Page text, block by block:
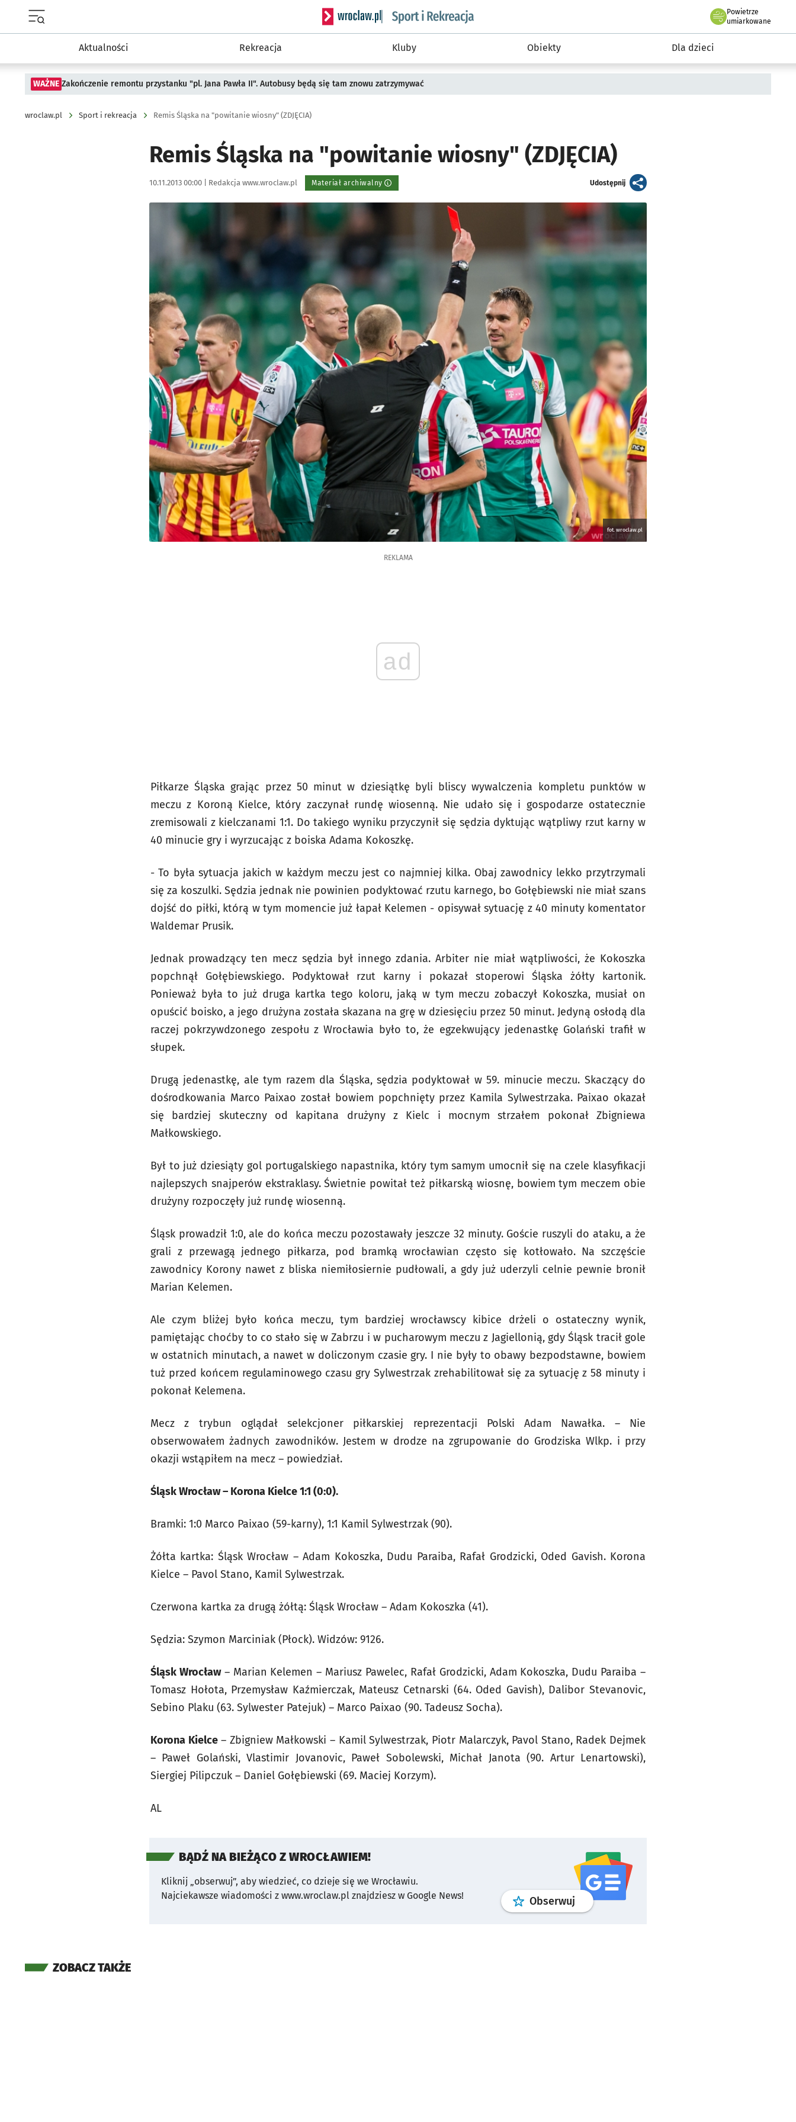
Serwis informacyjny wroclaw.pl podserwis: Sport i rekreacja
Powietrze
we Wrocławiu
umiarkowane
Aktualności Rekreacja Kluby Obiekty Dla dzieci
WAŻNE Zakończenie remontu przystanku "pl. Jana Pawła II". Autobusy będą się tam znowu zatrzymywać
wroclaw.pl Sport i rekreacja Remis Śląska na "powitanie wiosny" (ZDJĘCIA)
Remis Śląska na "powitanie wiosny" (ZDJĘCIA)
Data publikacji:
10.11.2013 00:00 | Autor:
Redakcja www.wroclaw.pl Materiał archiwalny Udostępnijartykuł
Kliknij, aby powiększyć
fot. wroclaw.pl
REKLAMA
ad
Piłkarze Śląska grając przez 50 minut w dziesiątkę byli bliscy wywalczenia kompletu punktów w
meczu z Koroną Kielce, który zaczynał rundę wiosenną. Nie udało się i gospodarze ostatecznie
zremisowali z kielczanami 1:1. Do takiego wyniku przyczynił się sędzia dyktując wątpliwy rzut karny w
40 minucie gry i wyrzucając z boiska Adama Kokoszkę.
- To była sytuacja jakich w każdym meczu jest co najmniej kilka. Obaj zawodnicy lekko przytrzymali
się za koszulki. Sędzia jednak nie powinien podyktować rzutu karnego, bo Gołębiewski nie miał szans
dojść do piłki, którą w tym momencie już łapał Kelemen - opisywał sytuację z 40 minuty komentator
Waldemar Prusik.
Jednak prowadzący ten mecz sędzia był innego zdania. Arbiter nie miał wątpliwości, że Kokoszka
popchnął Gołębiewskiego. Podyktował rzut karny i pokazał stoperowi Śląska żółty kartonik.
Ponieważ była to już druga kartka tego koloru, jaką w tym meczu zobaczył Kokoszka, musiał on
opuścić boisko, a jego drużyna została skazana na grę w dziesięciu przez 50 minut. Jedyną osłodą dla
raczej pokrzywdzonego zespołu z Wrocławia było to, że egzekwujący jedenastkę Golański trafił w
słupek.
Drugą jedenastkę, ale tym razem dla Śląska, sędzia podyktował w 59. minucie meczu. Skaczący do
dośrodkowania Marco Paixao został bowiem popchnięty przez Kamila Sylwestrzaka. Paixao okazał
się bardziej skuteczny od kapitana drużyny z Kielc i mocnym strzałem pokonał Zbigniewa
Małkowskiego.
Był to już dziesiąty gol portugalskiego napastnika, który tym samym umocnił się na czele klasyfikacji
najlepszych snajperów ekstraklasy. Świetnie powitał też piłkarską wiosnę, bowiem tym meczem obie
drużyny rozpoczęły już rundę wiosenną.
Śląsk prowadził 1:0, ale do końca meczu pozostawały jeszcze 32 minuty. Goście ruszyli do ataku, a że
grali z przewagą jednego piłkarza, pod bramką wrocławian często się kotłowało. Na szczęście
zawodnicy Korony nawet z bliska niemiłosiernie pudłowali, a gdy już uderzyli celnie pewnie bronił
Marian Kelemen.
Ale czym bliżej było końca meczu, tym bardziej wrocławscy kibice drżeli o ostateczny wynik,
pamiętając choćby to co stało się w Zabrzu i w pucharowym meczu z Jagiellonią, gdy Śląsk tracił gole
w ostatnich minutach, a nawet w doliczonym czasie gry. I nie były to obawy bezpodstawne, bowiem
tuż przed końcem regulaminowego czasu gry Sylwestrzak zrehabilitował się za sytuację z 58 minuty i
pokonał Kelemena.
Mecz z trybun oglądał selekcjoner piłkarskiej reprezentacji Polski Adam Nawałka. – Nie
obserwowałem żadnych zawodników. Jestem w drodze na zgrupowanie do Grodziska Wlkp. i przy
okazji wstąpiłem na mecz – powiedział.
Śląsk Wrocław – Korona Kielce 1:1 (0:0).
Bramki: 1:0 Marco Paixao (59-karny), 1:1 Kamil Sylwestrzak (90).
Żółta kartka: Śląsk Wrocław – Adam Kokoszka, Dudu Paraiba, Rafał Grodzicki, Oded Gavish. Korona
Kielce – Pavol Stano, Kamil Sylwestrzak.
Czerwona kartka za drugą żółtą: Śląsk Wrocław – Adam Kokoszka (41).
Sędzia: Szymon Marciniak (Płock). Widzów: 9126.
Śląsk Wrocław– Marian Kelemen – Mariusz Pawelec, Rafał Grodzicki, Adam Kokoszka, Dudu Paraiba –
Tomasz Hołota, Przemysław Kaźmierczak, Mateusz Cetnarski (64. Oded Gavish), Dalibor Stevanovic,
Sebino Plaku (63. Sylwester Patejuk) – Marco Paixao (90. Tadeusz Socha).
Korona Kielce– Zbigniew Małkowski – Kamil Sylwestrzak, Piotr Malarczyk, Pavol Stano, Radek Dejmek
– Paweł Golański, Vlastimir Jovanovic, Paweł Sobolewski, Michał Janota (90. Artur Lenartowski),
Siergiej Pilipczuk – Daniel Gołębiewski (69. Maciej Korzym).
AL
BĄDŹ NA BIEŻĄCO Z WROCŁAWIEM!
Kliknij „obserwuj”, aby wiedzieć, co dzieje się we Wrocławiu.
Najciekawsze wiadomości z www.wroclaw.pl znajdziesz w Google News!
Obserwuj profilgoogle news
ZOBACZ TAKŻE